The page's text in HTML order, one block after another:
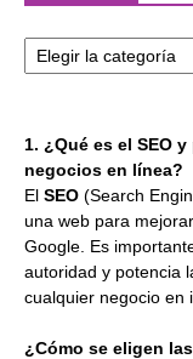
1. ¿Qué es el SEO
negocios en línea?
El SEO (Search
una web para
Google. Es
autoridad y potencia
cualquier negocio en
¿Cómo se eligen